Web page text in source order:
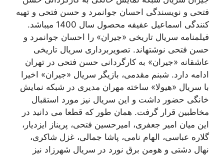
فتحی و نویسندگی احسان جوانمرد و حسن فتحی و تهیه
کنندگی اسماعیل عفیفه محصول سال 1400 میباشد.
فیلمنامه سریال تاریخی «جیران» را احسان جوانمرد و
حسن فتحی نوشتهاند. تصویربرداری سریال تاریخی
عاشقانه «جیران» به کارگردانی حسن فتحی در تهران
ادامه دارد. شبنم مقدمی، بازیگر سریال «جیران» اخیرا
با سریال «هیولا» ساخته مهران مدیری در شبکه نمایش
خانگی حضور داشت و این سریال نیز مورد استقبال
مخاطبین قرار گرفت. همان طور که قطعا می دانید در
این میان امیر جعفری، امیرحسین فتحی، پریناز ایزدیار،
گلاره عباسی، الهام نامی، پاشا جمالی، غزل شاکری،
نهال دشتی و هومن برق نورد در سریال شهرزاد نیز